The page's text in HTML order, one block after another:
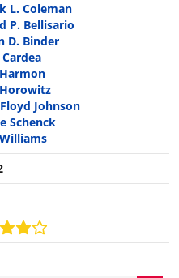
L. Coleman
P. Bellisario
D. Binder
Johnson
Schenck